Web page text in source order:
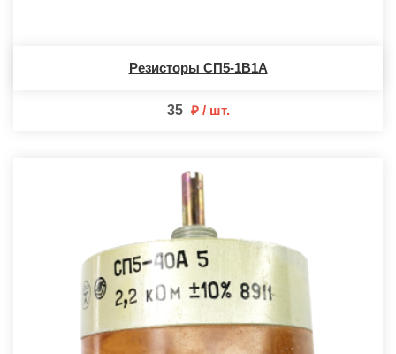
Резисторы СП5-1В1А
35 шт